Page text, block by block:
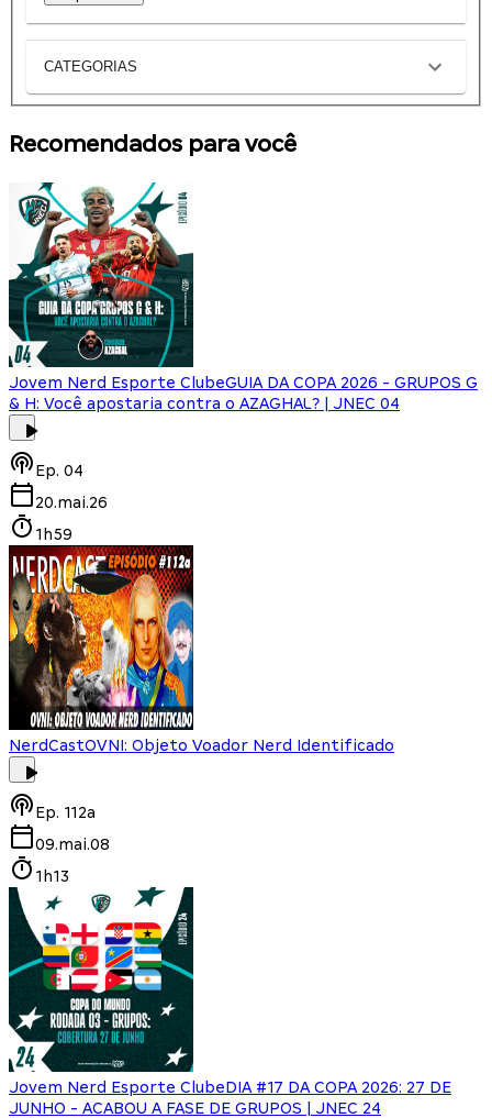
CATEGORIAS
Recomendados para você
Jovem Nerd Esporte ClubeGUIA DA COPA 2026 - GRUPOS G
& H: Você apostaria contra o AZAGHAL? | JNEC 04
Ep. 04
20.mai.26
1h59
NerdCastOVNI: Objeto Voador Nerd Identificado
Ep. 112a
09.mai.08
1h13
Jovem Nerd Esporte ClubeDIA #17 DA COPA 2026: 27 DE
JUNHO - ACABOU A FASE DE GRUPOS | JNEC 24